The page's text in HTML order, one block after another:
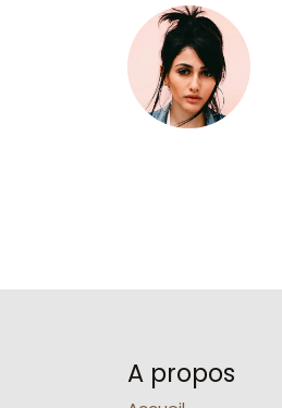
A propos